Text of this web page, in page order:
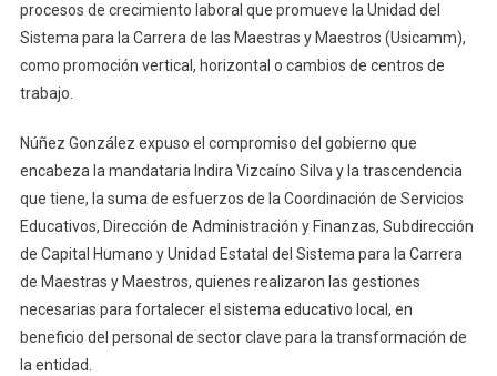
procesos de crecimiento laboral que promueve la Unidad del
Sistema para la Carrera de las Maestras y Maestros (Usicamm),
como promoción vertical, horizontal o cambios de centros de
trabajo.
Núñez González expuso el compromiso del gobierno que
encabeza la mandataria Indira Vizcaíno Silva y la trascendencia
que tiene, la suma de esfuerzos de la Coordinación de Servicios
Educativos, Dirección de Administración y Finanzas, Subdirección
de Capital Humano y Unidad Estatal del Sistema para la Carrera
de Maestras y Maestros, quienes realizaron las gestiones
necesarias para fortalecer el sistema educativo local, en
beneficio del personal de sector clave para la transformación de
la entidad.